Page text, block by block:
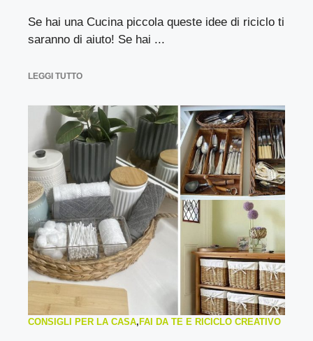
Se hai una Cucina piccola queste idee di riciclo ti
saranno di aiuto! Se hai ...
LEGGI TUTTO
CONSIGLI PER LA CASA,FAI DA TE E RICICLO CREATIVO